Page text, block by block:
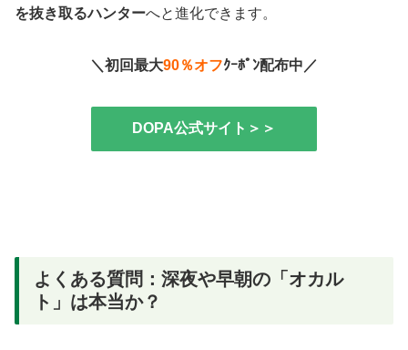
を抜き取るハンターへと進化できます。
＼初回最大90％オフｸｰﾎﾟﾝ配布中／
DOPA公式サイト＞＞
よくある質問：深夜や早朝の「オカル
ト」は本当か？